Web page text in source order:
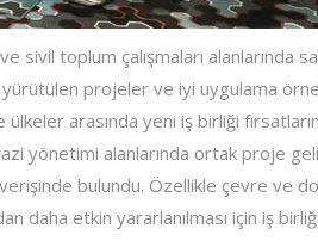
sivil toplum çalışmaları alanlarında
yürütülen projeler ve iyi uygulama
arasında yeni iş birliği
yönetimi alanlarında ortak proje
bulundu. Özellikle çevre ve
daha etkin yararlanılması için iş